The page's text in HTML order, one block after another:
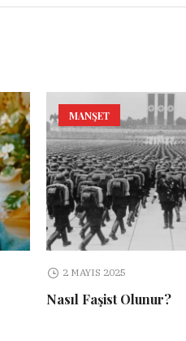
MANŞET
2 MAYIS 2025
Nasıl Faşist Olunur?